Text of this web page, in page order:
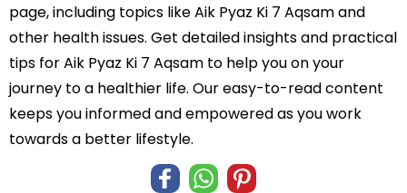
page, including topics like Aik Pyaz Ki 7 Aqsam and
other health issues. Get detailed insights and practical
tips for Aik Pyaz Ki 7 Aqsam to help you on your
journey to a healthier life. Our easy-to-read content
keeps you informed and empowered as you work
towards a better lifestyle.